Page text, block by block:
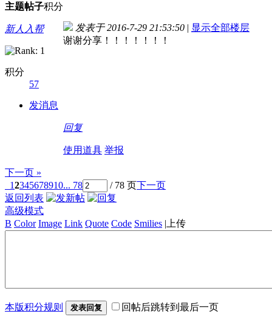
主题帖子积分
新人入帮
积分
57
发消息
发表于 2016-7-29 21:53:50 | 显示全部楼层
谢谢分享！！！！！！！
回复
使用道具 举报
下一页 »
12345678910... 78 / 78 页下一页
返回列表
高级模式
B Color Image Link Quote Code Smilies | 上传
本版积分规则 发表回复 回帖后跳转到最后一页